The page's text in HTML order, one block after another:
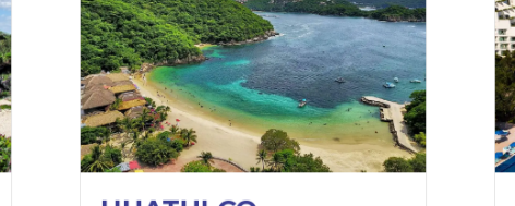
Disfrutar de increíbles paseos
en barco.
Practicar senderismo en la
jungla.
Conectarte con la naturaleza al
visitar sus parques ecológicos.